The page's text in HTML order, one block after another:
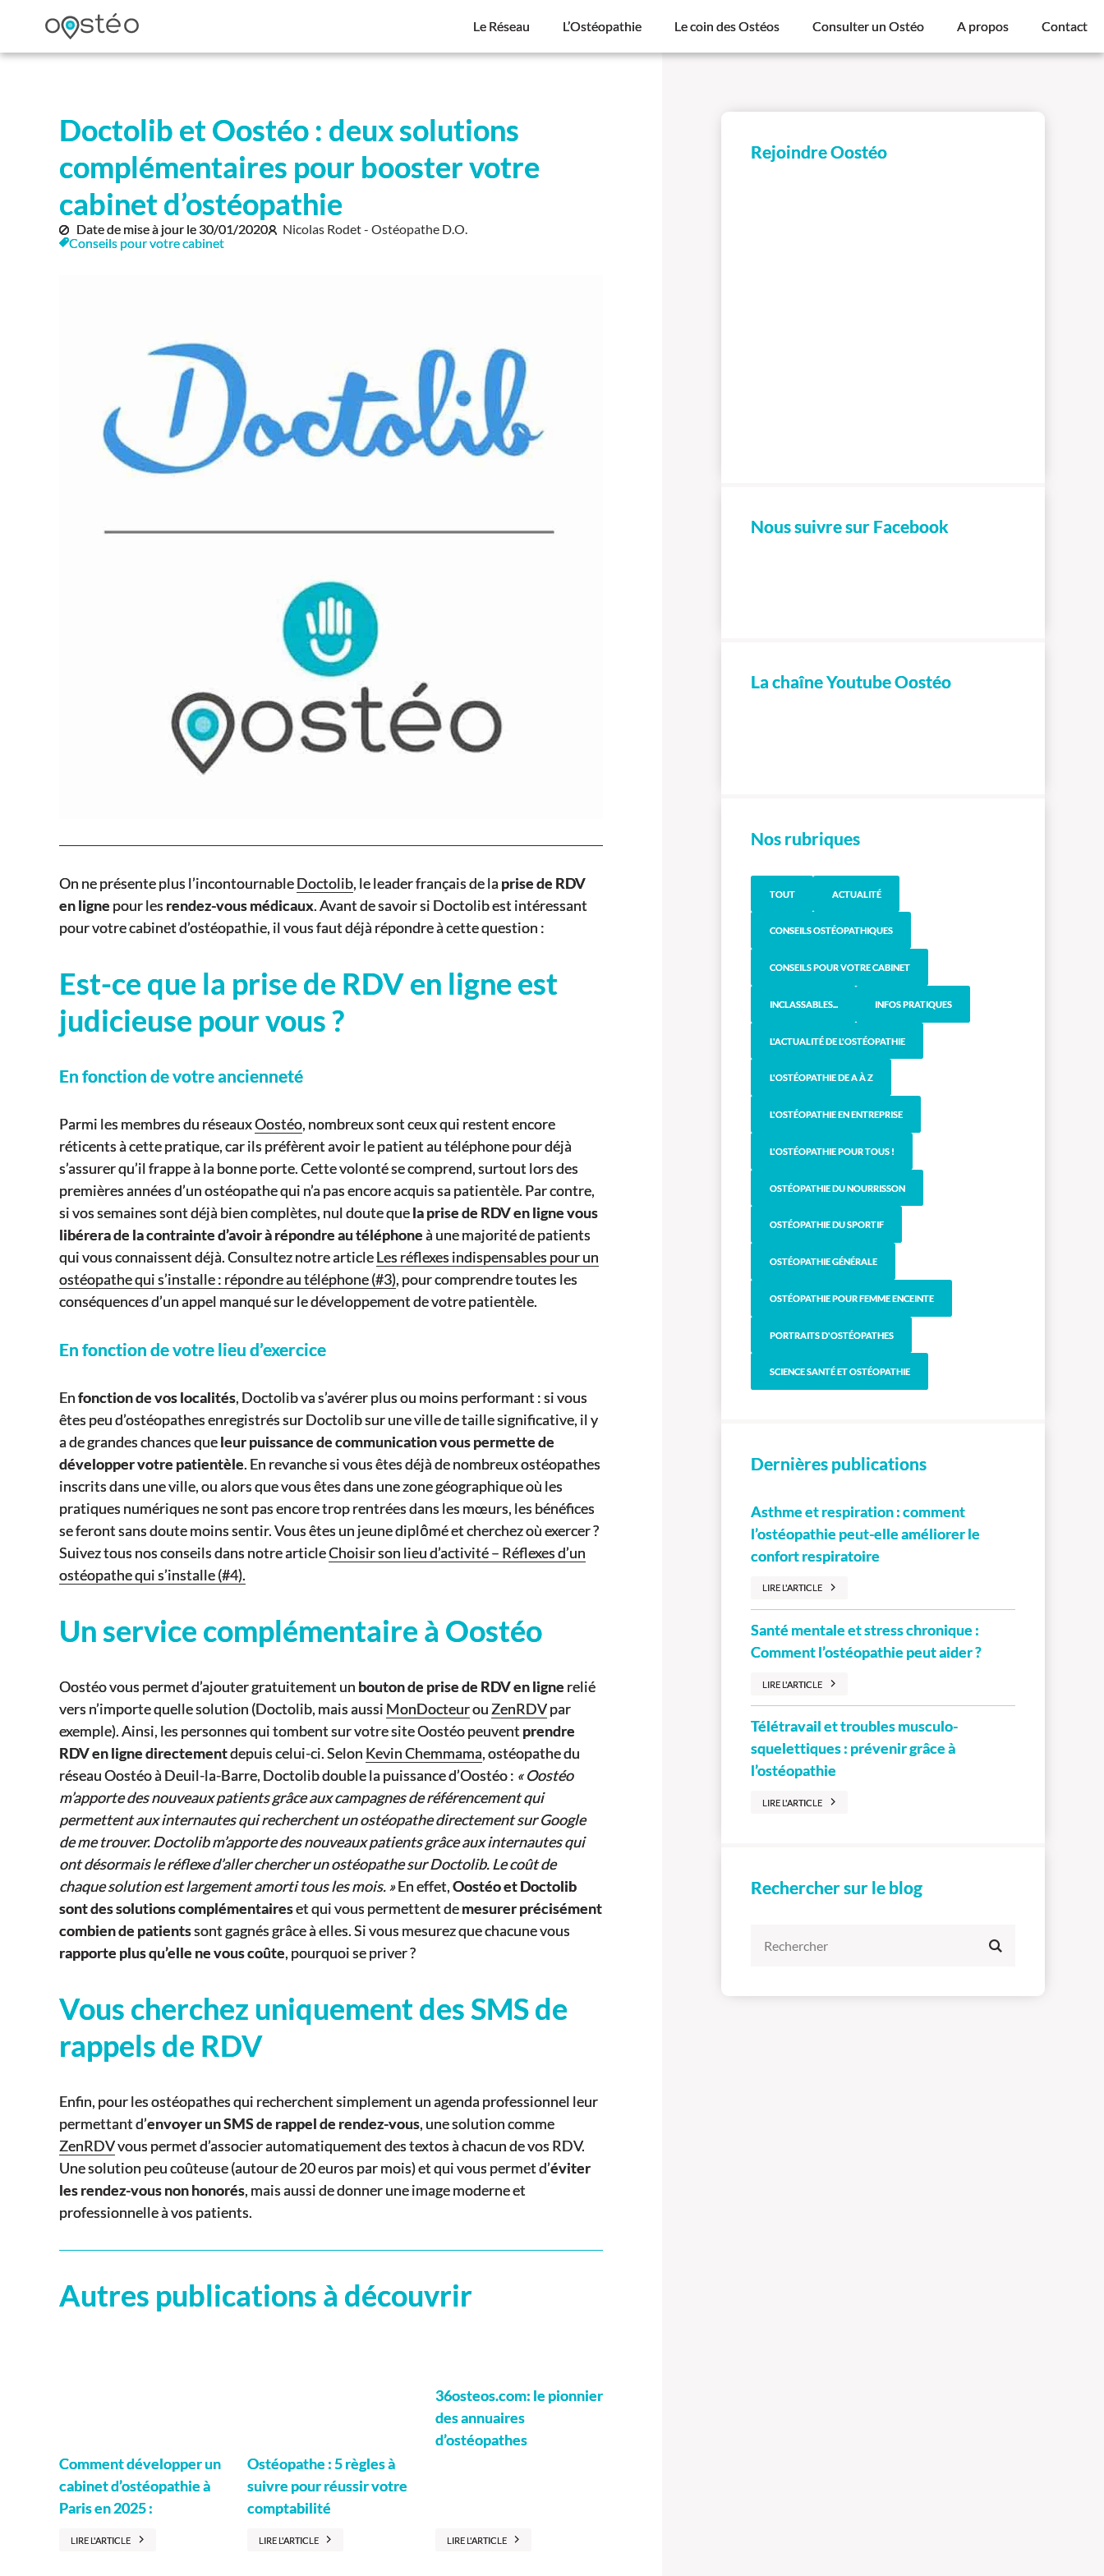
Le Réseau L’Ostéopathie Le coin des Ostéos Consulter un Ostéo A propos Contact
Doctolib et Oostéo : deux solutions
complémentaires pour booster votre
cabinet d’ostéopathie
Date de mise à jour le 30/01/2020
Nicolas Rodet - Ostéopathe D.O.
Conseils pour votre cabinet
On ne présente plus l’incontournableDoctolib, le leader français de la prise de RDV
en ligne pour les rendez-vous médicaux. Avant de savoir si Doctolib est intéressant
pour votre cabinet d’ostéopathie, il vous faut déjà répondre à cette question :
Est-ce que la prise de RDV en ligne est
judicieuse pour vous ?
En fonction de votre ancienneté
Parmi les membres du réseauxOostéo, nombreux sont ceux qui restent encore
réticents à cette pratique, car ils préfèrent avoir le patient au téléphone pour déjà
s’assurer qu’il frappe à la bonne porte. Cette volonté se comprend, surtout lors des
premières années d’un ostéopathe qui n’a pas encore acquis sa patientèle. Par contre,
si vos semaines sont déjà bien complètes, nul doute quela prise de RDV en ligne vous
libérera de la contrainte d’avoir à répondre au téléphoneà une majorité de patients
qui vous connaissent déjà. Consultez notre articleLes réflexes indispensables pour un
ostéopathe qui s’installe : répondre au téléphone (#3), pour comprendre toutes les
conséquences d’un appel manqué sur le développement de votre patientèle.
En fonction de votre lieu d’exercice
Enfonction de vos localités, Doctolib va s’avérer plus ou moins performant : si vous
êtes peu d’ostéopathes enregistrés sur Doctolib sur une ville de taille significative, il y
a de grandes chances queleur puissance de communication vous permette de
développer votre patientèle. En revanche si vous êtes déjà de nombreux ostéopathes
inscrits dans une ville, ou alors que vous êtes dans une zone géographique où les
pratiques numériques ne sont pas encore trop rentrées dans les mœurs, les bénéfices
se feront sans doute moins sentir. Vous êtes un jeune diplômé et cherchez où exercer ?
Suivez tous nos conseils dans notre articleChoisir son lieu d’activité – Réflexes d’un
ostéopathe qui s’installe (#4).
Un service complémentaire à Oostéo
Oostéo vous permet d’ajouter gratuitement un bouton de prise de RDV en ligne relié
vers n’importe quelle solution (Doctolib, mais aussi MonDocteurouZenRDVpar
exemple). Ainsi, les personnes qui tombent sur votre site Oostéo peuventprendre
RDV en ligne directementdepuis celui-ci. Selon Kevin Chemmama, ostéopathe du
réseau Oostéo à Deuil-la-Barre, Doctolib double la puissance d’Oostéo : « Oostéo
m’apporte des nouveaux patients grâce aux campagnes de référencement qui
permettent aux internautes qui recherchent un ostéopathe directement sur Google
de me trouver. Doctolib m’apporte des nouveaux patients grâce aux internautes qui
ont désormais le réflexe d’aller chercher un ostéopathe sur Doctolib. Le coût de
chaque solution est largement amorti tous les mois. »En effet,Oostéo et Doctolib
sont des solutions complémentaireset qui vous permettent demesurer précisément
combien de patientssont gagnés grâce à elles. Si vous mesurez que chacune vous
rapporte plus qu’elle ne vous coûte, pourquoi se priver ?
Vous cherchez uniquement des SMS de
rappels de RDV
Enfin, pour les ostéopathes qui recherchent simplement un agenda professionnel leur
permettant d’envoyer un SMS de rappel de rendez-vous, une solution comme
ZenRDVvous permet d’associer automatiquement des textos à chacun de vos RDV.
Une solution peu coûteuse (autour de 20 euros par mois) et qui vous permet d’éviter
les rendez-vous non honorés, mais aussi de donner une image moderne et
professionnelle à vos patients.
Autres publications à découvrir
Comment développer un
cabinet d’ostéopathie à
Paris en 2025 :
LIRE L'ARTICLE
Ostéopathe : 5 règles à
suivre pour réussir votre
comptabilité
LIRE L'ARTICLE
36osteos.com: le pionnier
des annuaires
d’ostéopathes
LIRE L'ARTICLE
Rejoindre Oostéo
Nous suivre sur Facebook
La chaîne Youtube Oostéo
Nos rubriques
TOUT ACTUALITÉ
CONSEILS OSTÉOPATHIQUES
CONSEILS POUR VOTRE CABINET
INCLASSABLES... INFOS PRATIQUES
L'ACTUALITÉ DE L'OSTÉOPATHIE
L'OSTÉOPATHIE DE A À Z
L'OSTÉOPATHIE EN ENTREPRISE
L'OSTÉOPATHIE POUR TOUS !
OSTÉOPATHIE DU NOURRISSON
OSTÉOPATHIE DU SPORTIF
OSTÉOPATHIE GÉNÉRALE
OSTÉOPATHIE POUR FEMME ENCEINTE
PORTRAITS D'OSTÉOPATHES
SCIENCE SANTÉ ET OSTÉOPATHIE
Dernières publications
Asthme et respiration : comment
l’ostéopathie peut-elle améliorer le
confort respiratoire
LIRE L'ARTICLE
Santé mentale et stress chronique :
Comment l’ostéopathie peut aider ?
LIRE L'ARTICLE
Télétravail et troubles musculo-
squelettiques : prévenir grâce à
l’ostéopathie
LIRE L'ARTICLE
Rechercher sur le blog